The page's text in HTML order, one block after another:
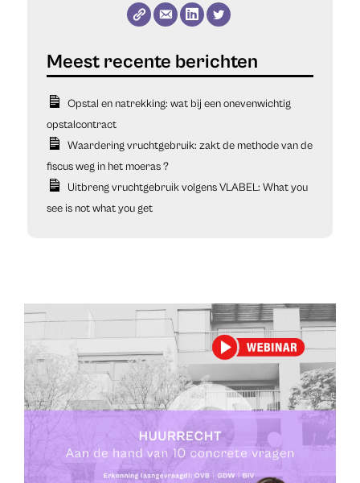
Opstal en natrekking: wat bij een onevenwichtig
opstalcontract
Waardering vruchtgebruik: zakt de methode van de
fiscus weg in het moeras ?
Uitbreng vruchtgebruik volgens VLABEL: What you
see is not what you get